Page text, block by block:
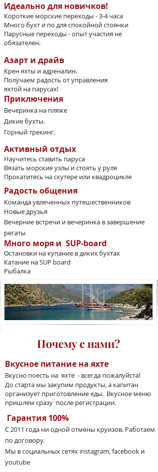
Идеально для новичков!
Короткие морские переходы - 3-4 часа
Много бухт и по для спокойной стоянки
Парусные переходы - опыт участия не
обязателен.
Азарт и драйв
Крен яхты и адреналин.
Получаем радость от управления
яхтой на парусах!
Приключения
Вечеринка на пляже
Дикие бухты.
Горный трекинг.
Активный отдых
Научитесь ставить паруса
Вязать морские узлы​ и стоять у руля
Прокатитесь на скутере или квадроцикле
Радость общения
Команда увлеченных путешественников
Новые друзья
Вечерние встречи и вечеринка в завершение
регаты
Много моря и SUP-board
Остановки на купание в диких бухтах
Катание на SUP board
Рыбалка
Почему с нами?
Вкусное питание на яхте
Вкусно поесть на яхте - всегда пожалуйста!
До старта мы закупим продукты, а капитан
организует приготовление еды. Вкусное меню
пришлем сразу после регистрации.
Гарантия 100%
С 2011 года ни одной отмены круизов. Работаем
по договору.
Мы в социальных сетях instagram, facebook и
youtube